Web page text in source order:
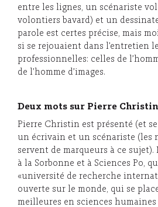
entre les lignes, un scénariste
volontiers bavard) et un
parole est certes précise, mais
si se rejouaient dans l’entretien
professionnelles: celles de
de l’homme d’images.
Deux mots sur Pierre Christin
Pierre Christin est présenté (et
un écrivain et un scénariste (les
servent de marqueurs à ce sujet).
à la Sorbonne et à Sciences Po,
«université de recherche
ouverte sur le monde, qui se
meilleures en sciences humaines